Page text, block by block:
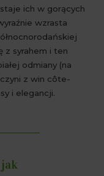
ich w gorących
wzrasta
z syrahem i ten
odmiany (na
z win côte-
i elegancji.